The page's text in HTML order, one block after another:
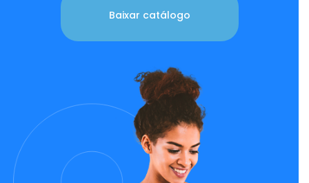
Baixar catálogo